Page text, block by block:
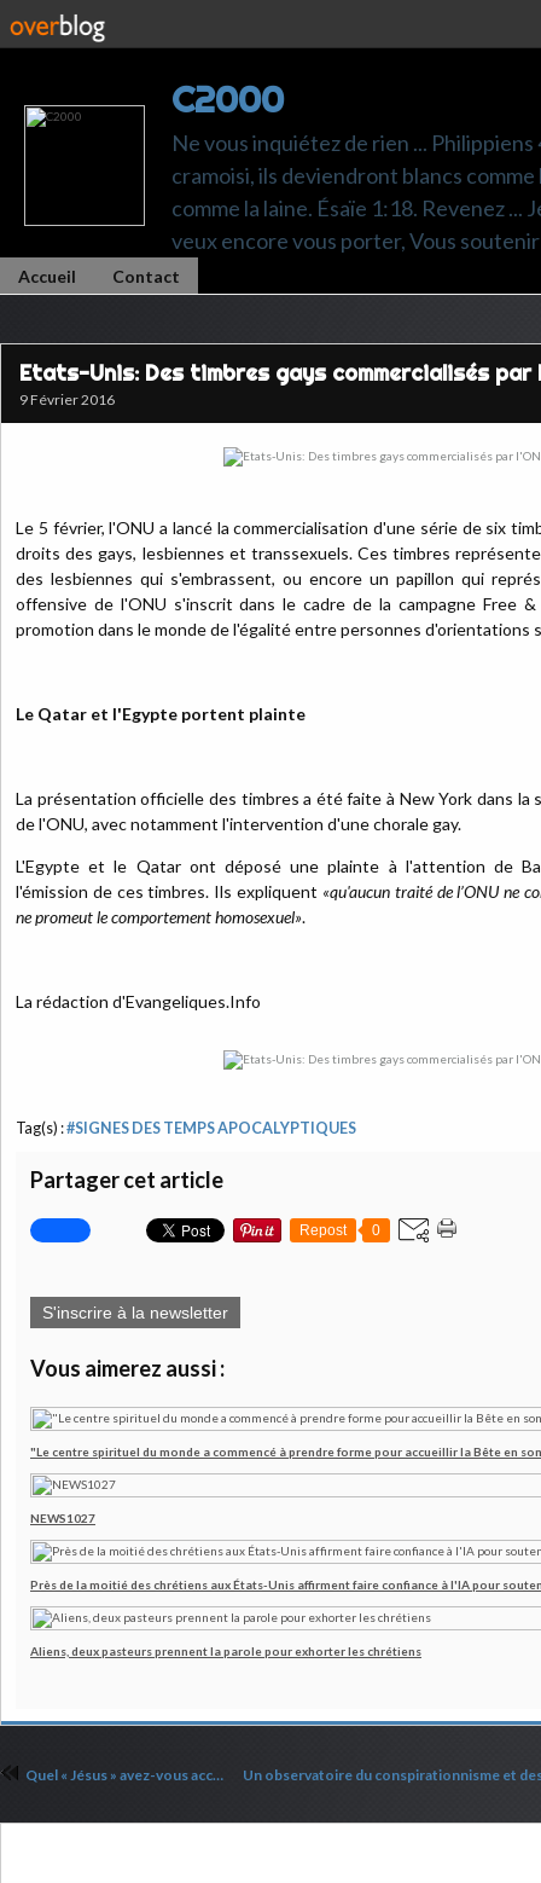
C2000
Ne vous inquiétez de rien ...
cramoisi, ils deviendront blancs
comme la laine. Ésaïe 1:18. Revenez
veux encore vous porter, Vous
Accueil Contact
Etats-Unis: Des timbres gays commercialisés par
9 Février 2016
Le 5 février, l'ONU a lancé la commercialisation d'une série de six
droits des gays, lesbiennes et transsexuels. Ces timbres
des lesbiennes qui s'embrassent, ou encore un papillon qui
offensive de l'ONU s'inscrit dans le cadre de la campagne Free
promotion dans le monde de l'égalité entre personnes d'orientations
Le Qatar et l'Egypte portent plainte
La présentation officielle des timbres a été faite à New York dans la
de l'ONU, avec notamment l'intervention d'une chorale gay.
L'Egypte et le Qatar ont déposé une plainte à l'attention de
l'émission de ces timbres. Ils expliquent «qu'aucun traité de l’ONU ne
ne promeut le comportement homosexuel».
La rédaction d'Evangeliques.Info
Tag(s) :#SIGNES DES TEMPS APOCALYPTIQUES
Partager cet article
Repost 0
S'inscrire à la newsletter
Vous aimerez aussi :
"Le centre spirituel du monde a commencé à prendre forme pour accueillir la Bête en
NEWS1027
Près de la moitié des chrétiens aux États-Unis affirment faire confiance à l'IA pour
Aliens, deux pasteurs prennent la parole pour exhorter les chrétiens
Quel « Jésus » avez-vous accepté ?